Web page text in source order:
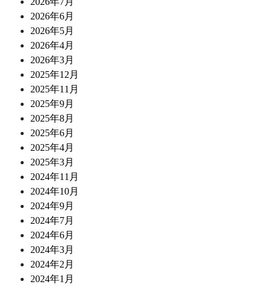
2026年6月
2026年5月
2026年4月
2026年3月
2025年12月
2025年11月
2025年9月
2025年8月
2025年6月
2025年4月
2025年3月
2024年11月
2024年10月
2024年9月
2024年7月
2024年6月
2024年3月
2024年2月
2024年1月